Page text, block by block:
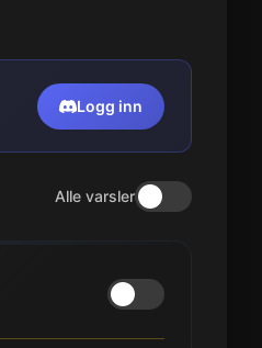
Logg inn
Alle varsler